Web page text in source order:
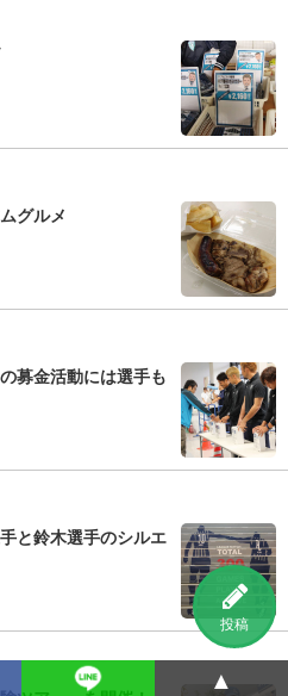
投稿
グルメ
募金活動には選手も
と鈴木選手のシルエ
▲